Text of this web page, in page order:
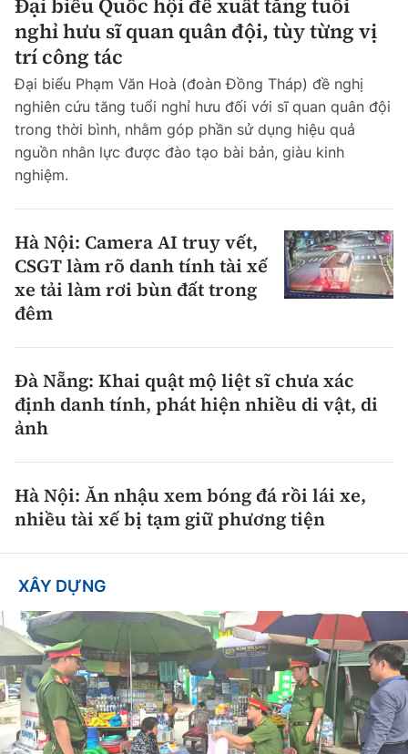
Đại biểu Quốc hội đề xuất tăng tuổi
nghỉ hưu sĩ quan quân đội, tùy từng vị
trí công tác
Đại biểu Phạm Văn Hoà (đoàn Đồng Tháp) đề nghị
nghiên cứu tăng tuổi nghỉ hưu đối với sĩ quan quân đội
trong thời bình, nhằm góp phần sử dụng hiệu quả
nguồn nhân lực được đào tạo bài bản, giàu kinh
nghiệm.
Hà Nội: Camera AI truy vết,
CSGT làm rõ danh tính tài xế
xe tải làm rơi bùn đất trong
đêm
Đà Nẵng: Khai quật mộ liệt sĩ chưa xác
định danh tính, phát hiện nhiều di vật, di
ảnh
Hà Nội: Ăn nhậu xem bóng đá rồi lái xe,
nhiều tài xế bị tạm giữ phương tiện
XÂY DỰNG